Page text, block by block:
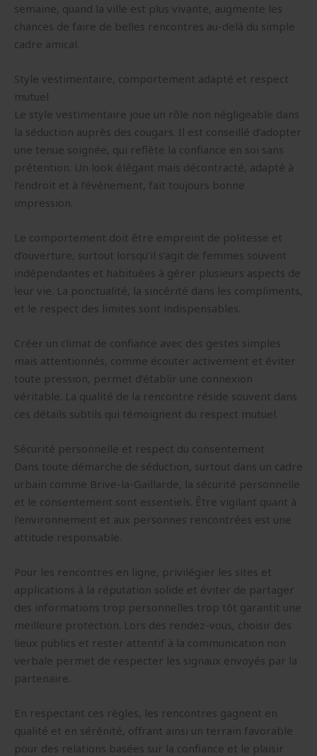
semaine, quand la ville est plus vivante, augmente les
chances de faire de belles rencontres au-delà du simple
cadre amical.
Style vestimentaire, comportement adapté et respect
mutuel
Le style vestimentaire joue un rôle non négligeable dans
la séduction auprès des cougars. Il est conseillé d’adopter
une tenue soignée, qui reflète la confiance en soi sans
prétention. Un look élégant mais décontracté, adapté à
l’endroit et à l’événement, fait toujours bonne
impression.
Le comportement doit être empreint de politesse et
d’ouverture, surtout lorsqu’il s’agit de femmes souvent
indépendantes et habituées à gérer plusieurs aspects de
leur vie. La ponctualité, la sincérité dans les compliments,
et le respect des limites sont indispensables.
Créer un climat de confiance avec des gestes simples
mais attentionnés, comme écouter activement et éviter
toute pression, permet d’établir une connexion
véritable. La qualité de la rencontre réside souvent dans
ces détails subtils qui témoignent du respect mutuel.
Sécurité personnelle et respect du consentement
Dans toute démarche de séduction, surtout dans un cadre
urbain comme Brive-la-Gaillarde, la sécurité personnelle
et le consentement sont essentiels. Être vigilant quant à
l’environnement et aux personnes rencontrées est une
attitude responsable.
Pour les rencontres en ligne, privilégier les sites et
applications à la réputation solide et éviter de partager
des informations trop personnelles trop tôt garantit une
meilleure protection. Lors des rendez-vous, choisir des
lieux publics et rester attentif à la communication non
verbale permet de respecter les signaux envoyés par la
partenaire.
En respectant ces règles, les rencontres gagnent en
qualité et en sérénité, offrant ainsi un terrain favorable
pour des relations basées sur la confiance et le plaisir